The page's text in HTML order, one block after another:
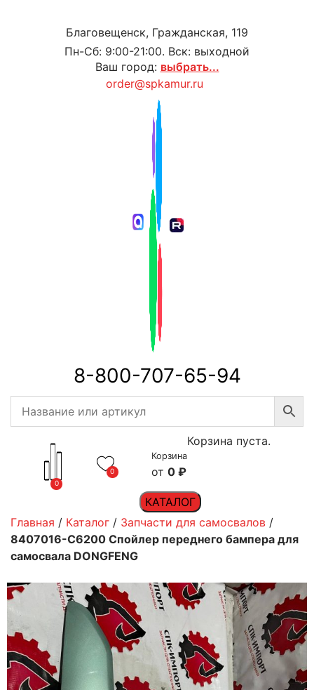
Благовещенск, Гражданская, 119
Пн-Сб: 9:00-21:00. Вск: выходной
Ваш город: выбрать...
order@spkamur.ru
8-800-707-65-94
0
0
Корзина
0 ₽
Корзина пуста.
КАТАЛОГ
Главная / Каталог / Запчасти для самосвалов /
8407016-C6200 Спойлер переднего бампера для
самосвала DONGFENG